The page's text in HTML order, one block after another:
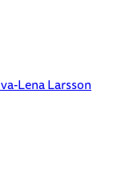
Lena Larsson